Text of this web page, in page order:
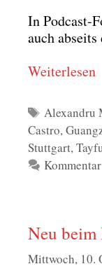
In Pod­cast-
auch
Wei­ter­le­sen
Alexandru
Castro,
Stuttgart,
Neu
Mittwoch, 10.